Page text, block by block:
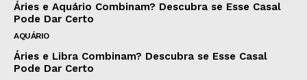
Áries e Aquário Combinam? Descubra se Esse Casal
Pode Dar Certo
AQUÁRIO
Áries e Libra Combinam? Descubra se Esse Casal
Pode Dar Certo